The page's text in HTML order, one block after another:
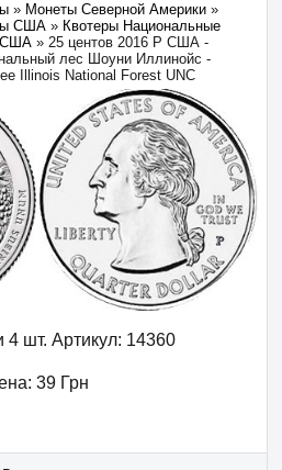
» Монеты Северной Америки »
США » Квотеры Национальные
США » 25 центов 2016 P США -
лес Шоуни Иллинойс -
Illinois National Forest UNC
4 шт. Артикул: 14360
39 Грн